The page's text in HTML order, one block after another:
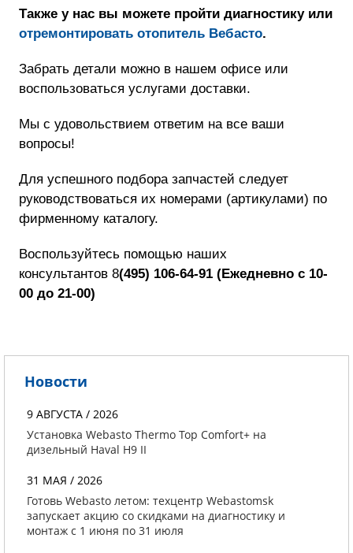
Также у нас вы можете пройти диагностику или
отремонтировать отопитель Вебасто.
Забрать детали можно в нашем офисе или
воспользоваться услугами доставки.
Мы с удовольствием ответим на все ваши
вопросы!
Для успешного подбора запчастей следует
руководствоваться их номерами (артикулами) по
фирменному каталогу.
Воспользуйтесь помощью наших
консультантов 8(495) 106-64-91 (Ежедневно с 10-
00 до 21-00)
Новости
9 АВГУСТА / 2026
Установка Webasto Thermo Top Comfort+ на
дизельный Haval H9 II
31 МАЯ / 2026
Готовь Webasto летом: техцентр Webastomsk
запускает акцию со скидками на диагностику и
монтаж с 1 июня по 31 июля